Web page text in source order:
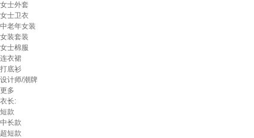
女士外套
女士卫衣
中老年女装
女装套装
女士棉服
连衣裙
打底衫
设计师/潮牌
更多
衣长:
短款
中长款
超短款